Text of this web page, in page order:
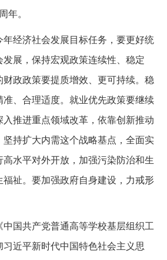
年。
年经济社会发展目标任务，要更好统
展，保持宏观政策连续性、稳定
政政策要提质增效、更可持续。稳
、合理适度。就业优先政策要继续
推进重点领域改革，依靠创新推动
坚持扩大内需这个战略基点，全面实
水平对外开放，加强污染防治和生
福祉。要加强政府自身建设，力戒形
国共产党普通高等学校基层组织工
近平新时代中国特色社会主义思